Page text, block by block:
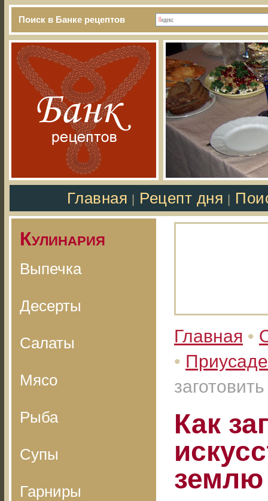
Поиск в Банке рецептов
Главная Рецепт дня
Кулинария
Выпечка
Десерты
Салаты
Мясо
Рыба
Супы
Гарниры
Главная •
•
Как
землю